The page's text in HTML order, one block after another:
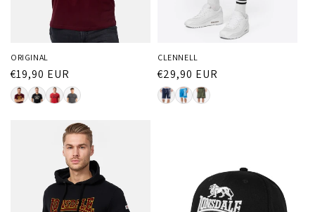
ORIGINAL
Normaler
Preis
€19,90 EUR
CLENNELL
Normaler
Preis
€29,90 EUR